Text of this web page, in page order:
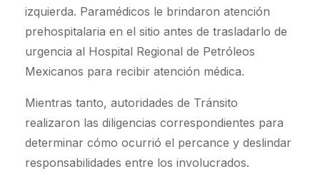
izquierda. Paramédicos le brindaron atención
prehospitalaria en el sitio antes de trasladarlo de
urgencia al Hospital Regional de Petróleos
Mexicanos para recibir atención médica.
Mientras tanto, autoridades de Tránsito
realizaron las diligencias correspondientes para
determinar cómo ocurrió el percance y deslindar
responsabilidades entre los involucrados.